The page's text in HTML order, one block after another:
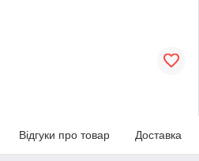
Відгуки про товар Доставка